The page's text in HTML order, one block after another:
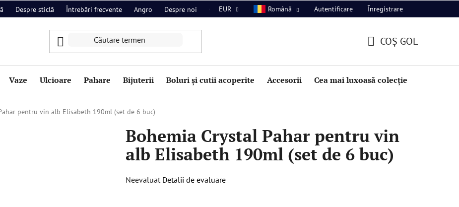
Despre sticlă Întrebări frecvente Angro Despre noi Contact
EUR Română Autentificare Înregistrare
DE
COŞ GOL
Vaze Ulcioare Pahare Bijuterii Boluri și cutii acoperite Accesorii Cea mai luxoasă colecție
pentru vin alb Elisabeth 190ml (set de 6 buc)
Bohemia Crystal Pahar pentru vin
alb Elisabeth 190ml (set de 6 buc)
Evaluarea
Neevaluat Detalii de evaluare